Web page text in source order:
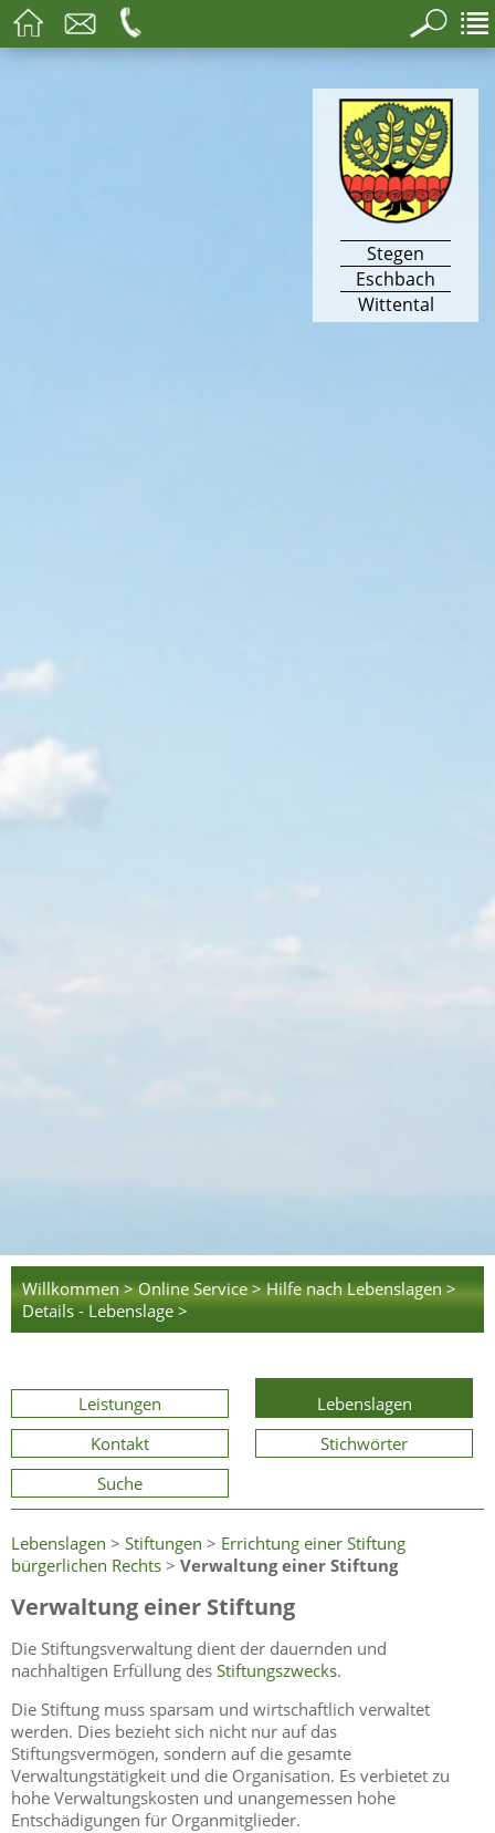
Stegen
Eschbach
Wittental
Willkommen > Online Service > Hilfe nach Lebenslagen >
Details - Lebenslage >
Leistungen
Lebenslagen
Kontakt
Stichwörter
Suche
Lebenslagen > Stiftungen > Errichtung einer Stiftung
bürgerlichen Rechts > Verwaltung einer Stiftung
Verwaltung einer Stiftung
Die Stiftungsverwaltung dient der dauernden und
nachhaltigen Erfüllung des Stiftungszwecks.
Die Stiftung muss sparsam und wirtschaftlich verwaltet
werden. Dies bezieht sich nicht nur auf das
Stiftungsvermögen, sondern auf die gesamte
Verwaltungstätigkeit und die Organisation. Es verbietet zu
hohe Verwaltungskosten und unangemessen hohe
Entschädigungen für Organmitglieder.